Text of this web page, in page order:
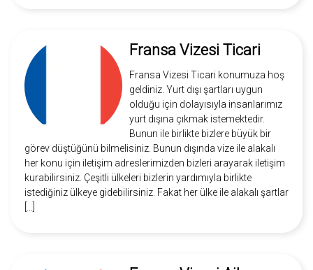
Fransa Vizesi Ticari
Fransa Vizesi Ticari konumuza hoş
geldiniz. Yurt dışı şartları uygun
olduğu için dolayısıyla insanlarımız
yurt dışına çıkmak istemektedir.
Bunun ile birlikte bizlere büyük bir
görev düştüğünü bilmelisiniz. Bunun dışında vize ile alakalı
her konu için iletişim adreslerimizden bizleri arayarak iletişim
kurabilirsiniz. Çeşitli ülkeleri bizlerin yardımıyla birlikte
istediğiniz ülkeye gidebilirsiniz. Fakat her ülke ile alakalı şartlar